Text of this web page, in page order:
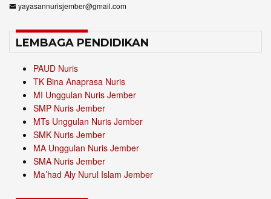
yayasannurisjember@gmail.com
LEMBAGA PENDIDIKAN
PAUD Nuris
TK Bina Anaprasa Nuris
MI Unggulan Nuris Jember
SMP Nuris Jember
MTs Unggulan Nuris Jember
SMK Nuris Jember
MA Unggulan Nuris Jember
SMA Nuris Jember
Ma’had Aly Nurul Islam Jember